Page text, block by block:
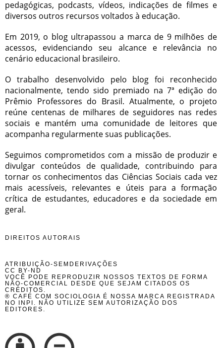
pedagógicas, podcasts, vídeos, indicações de filmes e
diversos outros recursos voltados à educação.
Em 2019, o blog ultrapassou a marca de 9 milhões de
acessos, evidenciando seu alcance e relevância no
cenário educacional brasileiro.
O trabalho desenvolvido pelo blog foi reconhecido
nacionalmente, tendo sido premiado na 7ª edição do
Prêmio Professores do Brasil. Atualmente, o projeto
reúne centenas de milhares de seguidores nas redes
sociais e mantém uma comunidade de leitores que
acompanha regularmente suas publicações.
Seguimos comprometidos com a missão de produzir e
divulgar conteúdos de qualidade, contribuindo para
tornar os conhecimentos das Ciências Sociais cada vez
mais acessíveis, relevantes e úteis para a formação
crítica de estudantes, educadores e da sociedade em
geral.
DIREITOS AUTORAIS
ATRIBUIÇÃO-SEMDERIVAÇÕES
CC BY-ND
VOCÊ PODE REPRODUZIR NOSSOS TEXTOS DE FORMA
NÃO-COMERCIAL DESDE QUE SEJAM CITADOS OS
CRÉDITOS.
® CAFÉ COM SOCIOLOGIA É NOSSA MARCA REGISTRADA
NO INPI. NÃO UTILIZE SEM AUTORIZAÇÃO DOS
EDITORES.